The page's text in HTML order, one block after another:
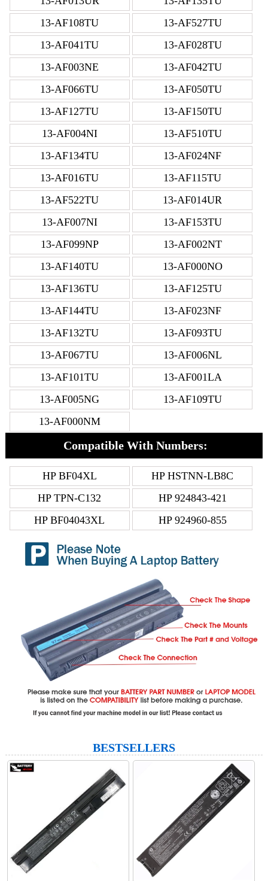
13-AF108TU
13-AF527TU
13-AF041TU
13-AF028TU
13-AF003NE
13-AF042TU
13-AF066TU
13-AF050TU
13-AF127TU
13-AF150TU
13-AF004NI
13-AF510TU
13-AF134TU
13-AF024NF
13-AF016TU
13-AF115TU
13-AF522TU
13-AF014UR
13-AF007NI
13-AF153TU
13-AF099NP
13-AF002NT
13-AF140TU
13-AF000NO
13-AF136TU
13-AF125TU
13-AF144TU
13-AF023NF
13-AF132TU
13-AF093TU
13-AF067TU
13-AF006NL
13-AF101TU
13-AF001LA
13-AF005NG
13-AF109TU
13-AF000NM
Compatible With Numbers:
HP BF04XL
HP HSTNN-LB8C
HP TPN-C132
HP 924843-421
HP BF04043XL
HP 924960-855
BESTSELLERS